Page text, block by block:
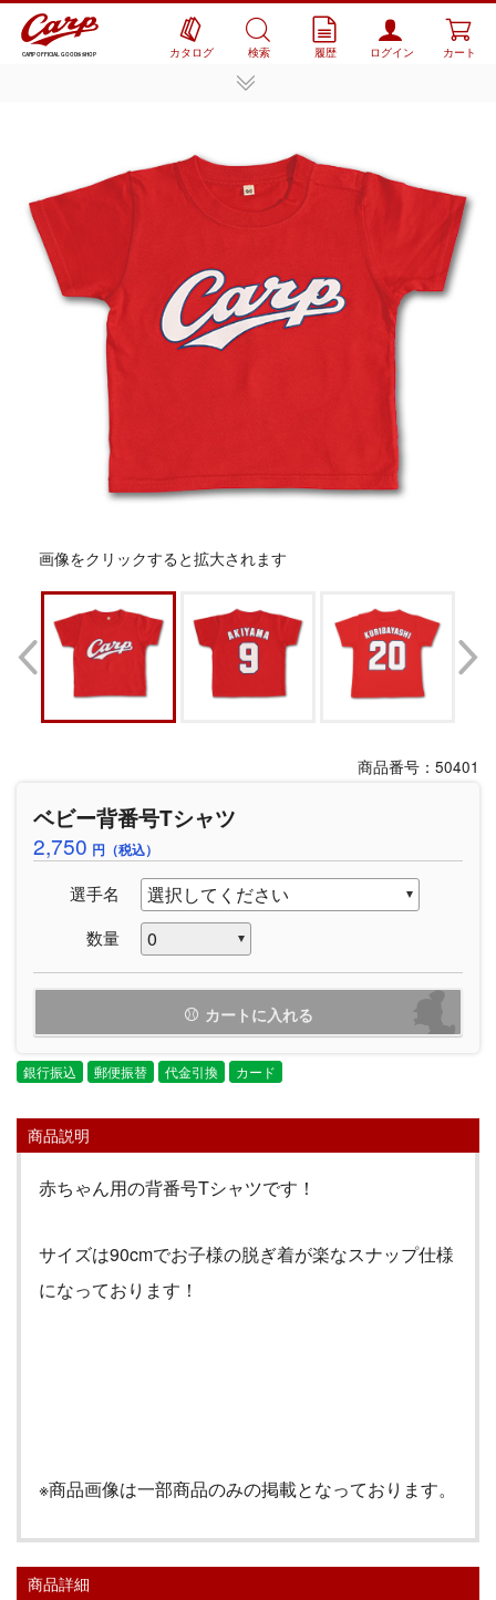
CARP OFFICIAL GOODS SHOP カタログ 検索 履歴 ログイン カート
画像をクリックすると拡大されます
商品番号：50401
ベビー背番号Tシャツ
2,750 円（税込）
選手名
数量
カートに入れる
銀行振込 郵便振替 代金引換 カード
商品説明
赤ちゃん用の背番号Tシャツです！
サイズは90cmでお子様の脱ぎ着が楽なスナップ仕様
になっております！
※商品画像は一部商品のみの掲載となっております。
商品詳細